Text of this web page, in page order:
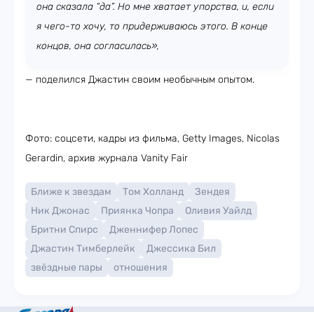
она сказала “да”. Но мне хватает упорства, и, если
я чего-то хочу, то придерживаюсь этого. В конце
концов, она согласилась»,
— поделился Джастин своим необычным опытом.
Фото: соцсети, кадры из фильма, Getty Images, Nicolas
Gerardin, архив журнала Vanity Fair
Ближе к звездам Том Холланд
Зендея
Ник Джонас
Приянка Чопра
Оливия Уайлд
Бритни Спирс
Дженнифер Лопес
Джастин Тимберлейк
Джессика Бил
звёздные пары
отношения